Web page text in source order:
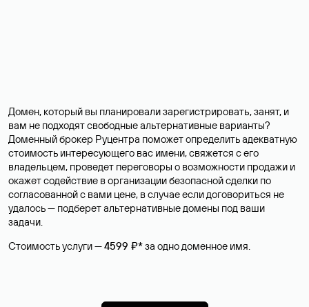
Домен, который вы планировали зарегистрировать, занят, и
вам не подходят свободные альтернативные варианты?
Доменный брокер Руцентра поможет определить адекватную
стоимость интересующего вас имени, свяжется с его
владельцем, проведет переговоры о возможности продажи и
окажет содействие в организации безопасной сделки по
согласованной с вами цене, в случае если договориться не
удалось — подберет альтернативные домены под ваши
задачи.
Стоимость услуги —4599 ₽*за одно доменное имя.